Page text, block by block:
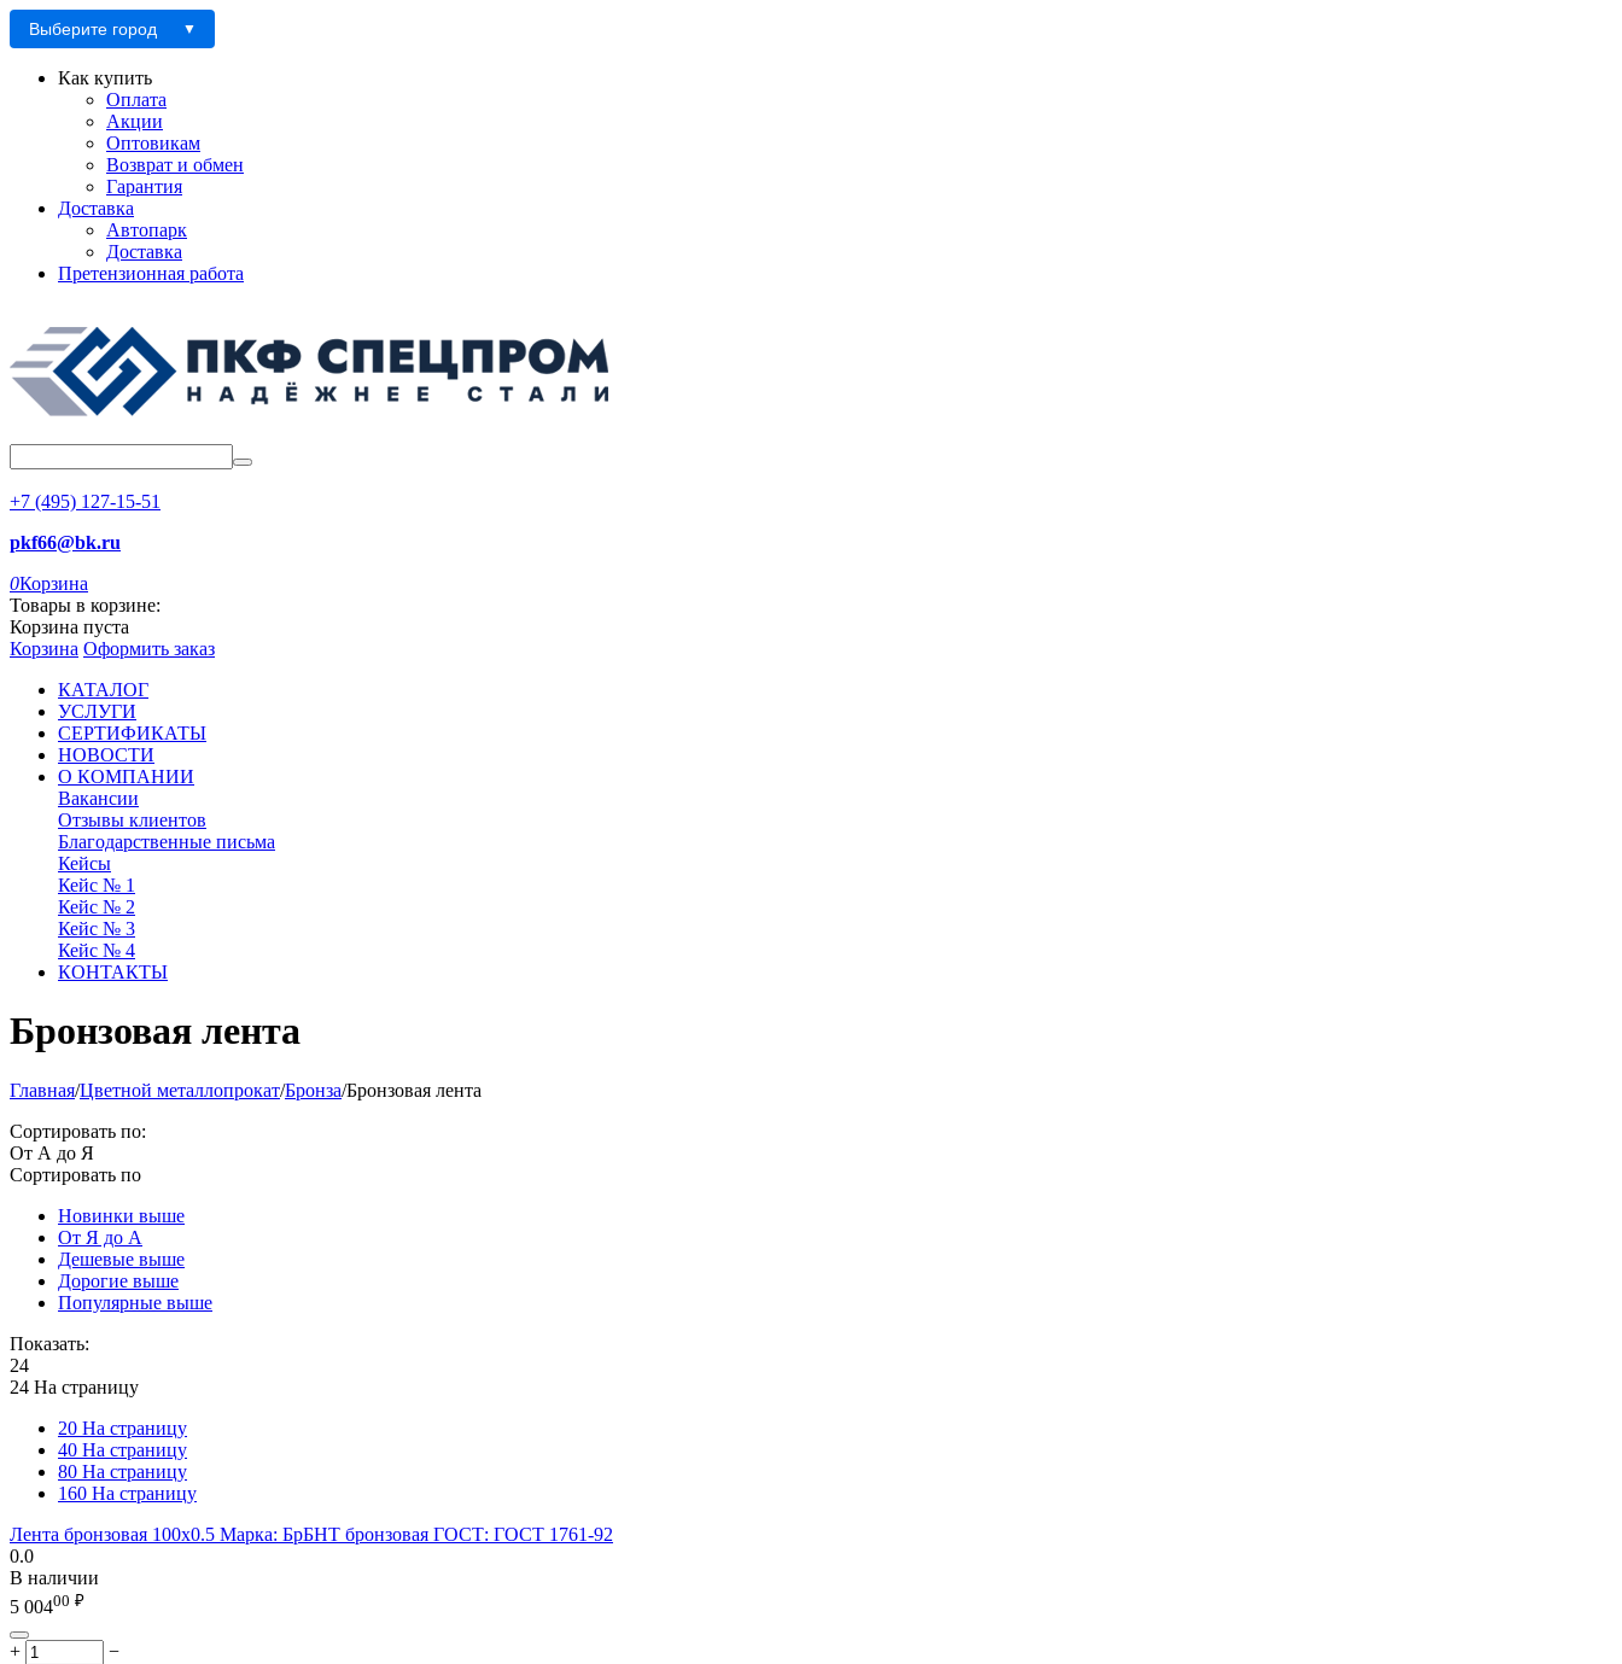
Выберите город
Как купить
Оплата
Акции
Оптовикам
Возврат и обмен
Гарантия
Доставка
Автопарк
Доставка
Претензионная работа
+7 (495) 127-15-51
pkf66@bk.ru
0Корзина
Товары в корзине:
Корзина пуста
Корзина Оформить заказ
КАТАЛОГ
УСЛУГИ
СЕРТИФИКАТЫ
НОВОСТИ
О КОМПАНИИ
Вакансии
Отзывы клиентов
Благодарственные письма
Кейсы
Кейс № 1
Кейс № 2
Кейс № 3
Кейс № 4
КОНТАКТЫ
Бронзовая лента
Главная/Цветной металлопрокат/Бронза/Бронзовая лента
Сортировать по:
От А до Я
Сортировать по
Новинки выше
От Я до А
Дешевые выше
Дорогие выше
Популярные выше
Показать:
24
24 На страницу
20 На страницу
40 На страницу
80 На страницу
160 На страницу
Лента бронзовая 100х0.5 Марка: БрБНТ бронзовая ГОСТ: ГОСТ 1761-92
0.0
В наличии
5 00400 ₽
+
−